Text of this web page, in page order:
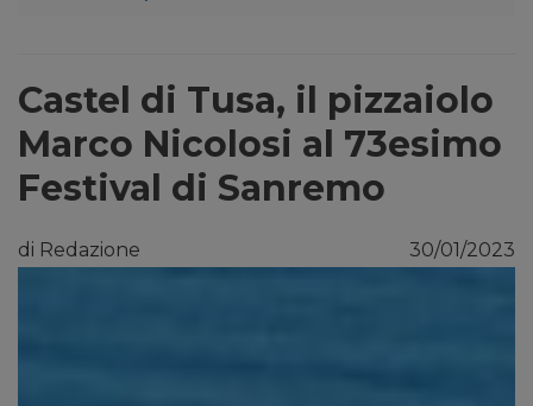
Castel di Tusa, il pizzaiolo
Marco Nicolosi al 73esimo
Festival di Sanremo
di Redazione 30/01/2023